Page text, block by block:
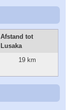
Afstand tot
Lusaka
19 km